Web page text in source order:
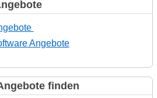
Angebote
finden